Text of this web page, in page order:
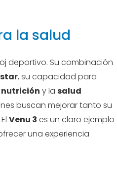
la salud
deportivo. Su combinación
, su capacidad para
nutrición y la salud
buscan mejorar tanto su
Venu 3 es un claro ejemplo
una experiencia